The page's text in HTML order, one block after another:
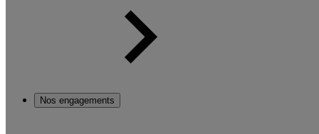
Nos engagements